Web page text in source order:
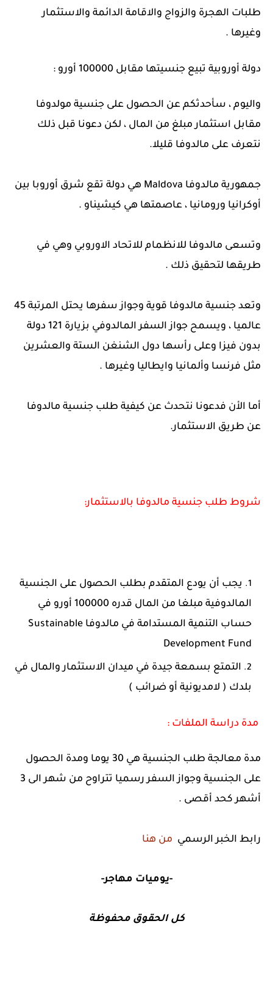
طلبات الهجرة والزواج والاقامة الدائمة والاستثمار
وغيرها .
دولة أوروبية تبيع جنسيتها مقابل 100000 أورو :
واليوم ، سأحدثكم عن الحصول على جنسية مولدوفا
مقابل استثمار مبلغ من المال ، لكن دعونا قبل ذلك
نتعرف على مالدوفا قليلا.
جمهورية مالدوفا Maldova هي دولة تقع شرق أوروبا بين
أوكرانيا ورومانيا ، عاصمتها هي كيشيناو .
وتسعى مالدوفا للانظمام للاتحاد الاوروبي وهي في
طريقها لتحقيق ذلك .
وتعد جنسية مالدوفا قوية وجواز سفرها يحتل المرتبة 45
عالميا ، ويسمح جواز السفر المالدوفي بزيارة 121 دولة
بدون فيزا وعلى رأسها دول الشنغن الستة والعشرين
مثل فرنسا وألمانيا وايطاليا وغيرها .
أما الأن فدعونا نتحدث عن كيفية طلب جنسية مالدوفا
عن طريق الاستثمار.
شروط طلب جنسية مالدوفا بالاستثمار:
يجب أن يودع المتقدم بطلب الحصول على الجنسية
المالدوفية مبلغا من المال قدره 100000 أورو في
حساب التنمية المستدامة في مالدوفا Sustainable
Development Fund
التمتع بسمعة جيدة في ميدان الاستثمار والمال في
بلدك ( لامديونية أو ضرائب )
مدة دراسة الملفات :
مدة معالجة طلب الجنسية هي 30 يوما ومدة الحصول
على الجنسية وجواز السفر رسميا تتراوح من شهر الى 3
أشهر كحد أقصى .
رابط الخبر الرسمي من هنا
-يوميات مهاجر-
كل الحقوق محفوظة